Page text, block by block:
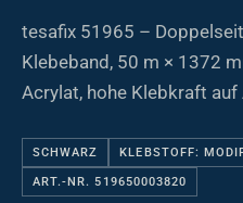
tesafix 51965 –
Klebeband, 50 m × 1372
Acrylat, hohe Klebkraft auf
SCHWARZ KLEBSTOFF:
ART.-NR. 519650003820